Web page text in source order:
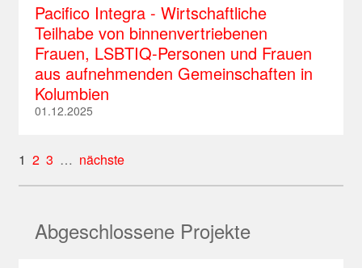
Pacifico Integra - Wirtschaftliche
Teilhabe von binnenvertriebenen
Frauen, LSBTIQ-Personen und Frauen
aus aufnehmenden Gemeinschaften in
Kolumbien
01.12.2025
1 2 3 … nächste
Abgeschlossene Projekte